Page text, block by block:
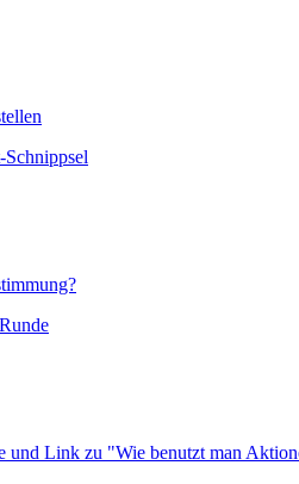
Schnippsel
und Link zu "Wie benutzt man